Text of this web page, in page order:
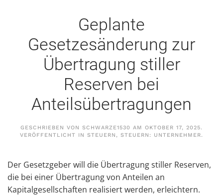
Geplante
Gesetzesänderung zur
Übertragung stiller
Reserven bei
Anteilsübertragungen
GESCHRIEBEN VON SCHWARZE1530 AM OKTOBER 17, 2025.
VERÖFFENTLICHT IN STEUERN, STEUERN: UNTERNEHMER.
Der Gesetzgeber will die Übertragung stiller Reserven,
die bei einer Übertragung von Anteilen an
Kapitalgesellschaften realisiert werden, erleichtern.